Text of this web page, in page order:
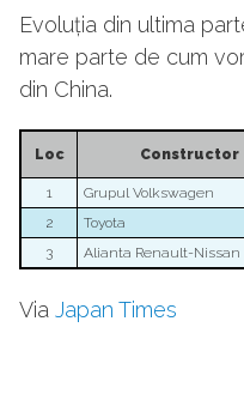
Evoluția din ultima
mare parte de cum
din China.
Loc Constructor
1 Grupul Volkswagen
2
Toyota
3
Alianta Renault-Nissan
Via Japan Times